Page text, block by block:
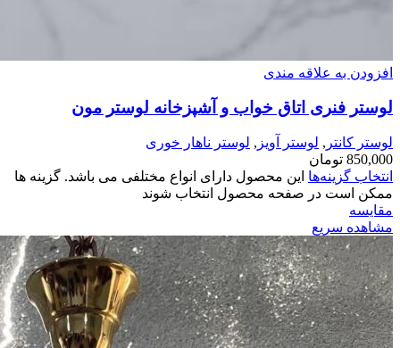
افزودن به علاقه مندی
لوستر فنری اتاق خواب و آشپزخانه لوستر مون
لوستر کانتر , لوستر آویز , لوستر ناهار خوری
850,000 تومان
انتخاب گزینه‌ها این محصول دارای انواع مختلفی می باشد. گزینه ها
ممکن است در صفحه محصول انتخاب شوند
مقایسه
مشاهده سریع